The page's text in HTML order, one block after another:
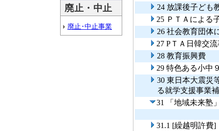
廃止・中止
廃止･中止事業
24 放課後子ども
25 ＰＴＡによる
26 社会教育団体
27 PＴＡ日韓交
28 教育振興費
29 特色ある小中
30 東日本大震災
る就学支援事業
31 「地域未来塾
31.1 [繰越明許費